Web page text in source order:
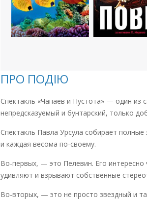
ПРО ПОДІЮ
Cпектакль «Чапаев и Пустота» — один
непредсказуемый и бунтарский, только
Спектакль Павла Урсула собирает
и каждая весома по-своему.
Во-первых, — это Пелевин. Его интересно
удивляют и взрывают собственные
Во-вторых, — это не просто звездный и